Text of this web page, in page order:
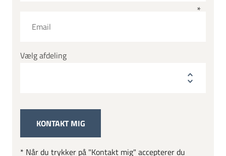
Vælg afdeling
* Når du trykker på "Kontakt mig" accepterer du